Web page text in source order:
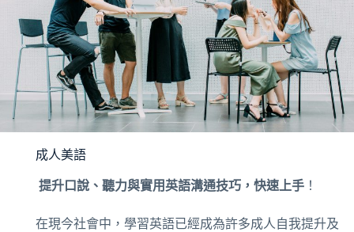
成人美語
提升口說、聽力與實用英語溝通技巧，快速上手 ！
在現今社會中，學習英語已經成為許多成人自我提升及